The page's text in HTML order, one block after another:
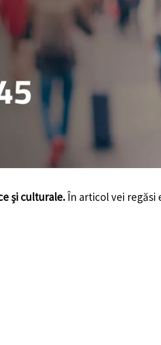
și culturale.În articol vei